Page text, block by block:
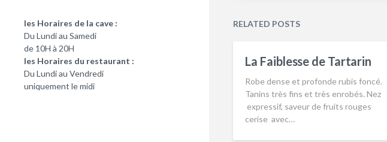
les Horaires de la cave :
Du Lundi au Samedi
de 10H à 20H
les Horaires du restaurant :
Du Lundi au Vendredi
uniquement le midi
RELATED POSTS
La Faiblesse de Tartarin
Robe dense et profonde rubis foncé.
Tanins très fins et très enrobés. Nez
expressif, saveur de fruits rouges
cerise avec…